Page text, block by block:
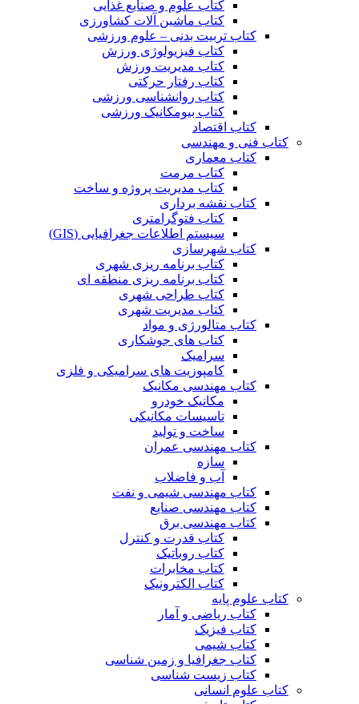
کتاب علوم و صنایع غذایی
کتاب ماشین آلات کشاورزی
کتاب تربیت بدنی – علوم ورزشی
کتاب فیزیولوژی ورزش
کتاب مدیریت ورزش
کتاب رفتار حرکتی
کتاب روانشناسی ورزشی
کتاب بیومکانیک ورزشی
کتاب اقتصاد
کتاب فنی و مهندسی
کتاب معماری
کتاب مرمت
کتاب مدیریت پروژه و ساخت
کتاب نقشه برداری
کتاب فتوگرامتری
سیستم اطلاعات جغرافیایی (GIS)
کتاب شهرسازی
کتاب برنامه ریزی شهری
کتاب برنامه ریزی منطقه ای
کتاب طراحی شهری
کتاب مدیریت شهری
کتاب متالورژی و مواد
کتاب های جوشکاری
سرامیک
کامپوزیت های سرامیکی و فلزی
کتاب مهندسی مکانیک
مکانیک خودرو
تاسیسات مکانیکی
ساخت و تولید
کتاب مهندسی عمران
سازه
آب و فاضلاب
کتاب مهندسی شیمی و نفت
کتاب مهندسی صنایع
کتاب مهندسی برق
کتاب قدرت و کنترل
کتاب روباتیک
کتاب مخابرات
کتاب الکترونیک
کتاب علوم پایه
کتاب ریاضی و آمار
کتاب فیزیک
کتاب شیمی
کتاب جغرافیا و زمین شناسی
کتاب زیست شناسی
کتاب علوم انسانی